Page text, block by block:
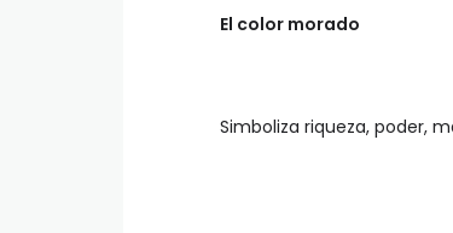
El color morado
Simboliza riqueza, poder,